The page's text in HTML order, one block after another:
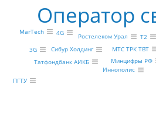
Оператор
Ростелеком Урал Т2
Сибур Холдинг МТС ТРК ТВТ
Татфондбанк АИКБ
Минцифры РФ
MarTech
4G
3G
Иннополис
ПГТУ